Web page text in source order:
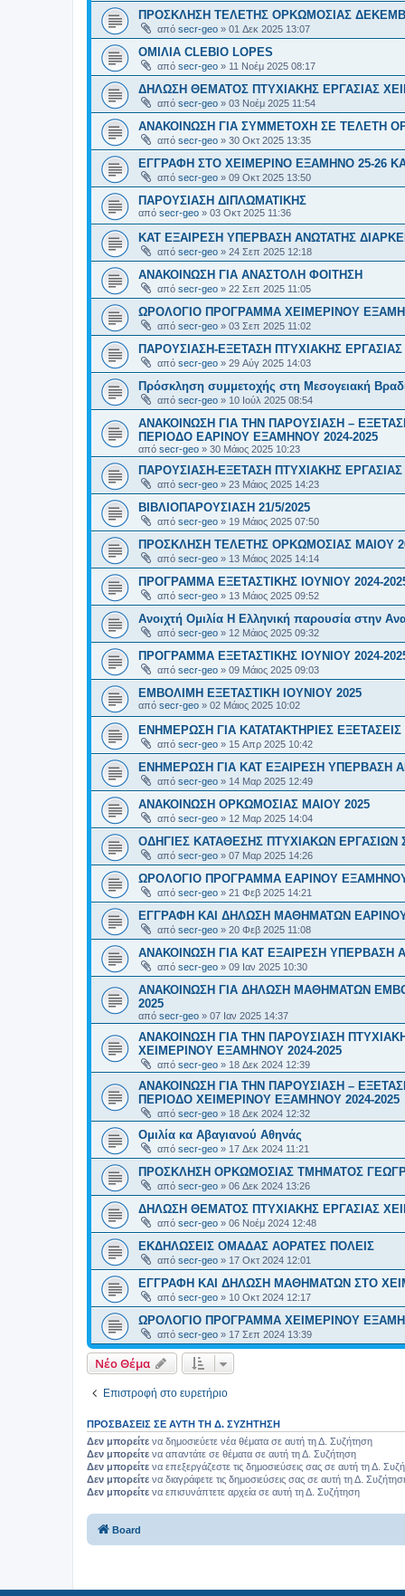
ΠΡΟΣΚΛΗΣΗ ΤΕΛΕΤΗΣ ΟΡΚΩΜΟΣΙΑΣ
από secr-geo » 01 Δεκ 2025 13:07
ΟΜΙΛΙΑ CLEBIO LOPES
από secr-geo » 11 Νοέμ 2025 08:17
ΔΗΛΩΣΗ ΘΕΜΑΤΟΣ ΠΤΥΧΙΑΚΗΣ ΕΡΓΑΣΙΑΣ
από secr-geo » 03 Νοέμ 2025 11:54
ΑΝΑΚΟΙΝΩΣΗ ΓΙΑ ΣΥΜΜΕΤΟΧΗ ΣΕ ΤΕΛΕΤΗ
από secr-geo » 30 Οκτ 2025 13:35
ΕΓΓΡΑΦΗ ΣΤΟ ΧΕΙΜΕΡΙΝΟ ΕΞΑΜΗΝΟ 25-26
από secr-geo » 09 Οκτ 2025 13:50
ΠΑΡΟΥΣΙΑΣΗ ΔΙΠΛΩΜΑΤΙΚΗΣ
από secr-geo » 03 Οκτ 2025 11:36
ΚΑΤ ΕΞΑΙΡΕΣΗ ΥΠΕΡΒΑΣΗ ΑΝΩΤΑΤΗΣ
από secr-geo » 24 Σεπ 2025 12:18
ΑΝΑΚΟΙΝΩΣΗ ΓΙΑ ΑΝΑΣΤΟΛΗ ΦΟΙΤΗΣΗ
από secr-geo » 22 Σεπ 2025 11:05
ΩΡΟΛΟΓΙΟ ΠΡΟΓΡΑΜΜΑ ΧΕΙΜΕΡΙΝΟΥ
από secr-geo » 03 Σεπ 2025 11:02
ΠΑΡΟΥΣΙΑΣΗ-ΕΞΕΤΑΣΗ ΠΤΥΧΙΑΚΗΣ
από secr-geo » 29 Αύγ 2025 14:03
Πρόσκληση συμμετοχής στη Μεσογειακή
από secr-geo » 10 Ιούλ 2025 08:54
ΑΝΑΚΟΙΝΩΣΗ ΓΙΑ ΤΗΝ ΠΑΡΟΥΣΙΑΣΗ –
ΠΕΡΙΟΔΟ ΕΑΡΙΝΟΥ ΕΞΑΜΗΝΟΥ 2024-2025
από secr-geo » 30 Μάιος 2025 10:23
ΠΑΡΟΥΣΙΑΣΗ-ΕΞΕΤΑΣΗ ΠΤΥΧΙΑΚΗΣ ΕΡΓΑΣΙΑΣ
από secr-geo » 23 Μάιος 2025 14:23
ΒΙΒΛΙΟΠΑΡΟΥΣΙΑΣΗ 21/5/2025
από secr-geo » 19 Μάιος 2025 07:50
ΠΡΟΣΚΛΗΣΗ ΤΕΛΕΤΗΣ ΟΡΚΩΜΟΣΙΑΣ ΜΑΙΟΥ
από secr-geo » 13 Μάιος 2025 14:14
ΠΡΟΓΡΑΜΜΑ ΕΞΕΤΑΣΤΙΚΗΣ ΙΟΥΝΙΟΥ 2024-
από secr-geo » 13 Μάιος 2025 09:52
Ανοιχτή Ομιλία Η Ελληνική παρουσία στην
από secr-geo » 12 Μάιος 2025 09:32
ΠΡΟΓΡΑΜΜΑ ΕΞΕΤΑΣΤΙΚΗΣ ΙΟΥΝΙΟΥ 2024-
από secr-geo » 09 Μάιος 2025 09:03
ΕΜΒΟΛΙΜΗ ΕΞΕΤΑΣΤΙΚΗ ΙΟΥΝΙΟΥ 2025
από secr-geo » 02 Μάιος 2025 10:02
ΕΝΗΜΕΡΩΣΗ ΓΙΑ ΚΑΤΑΤΑΚΤΗΡΙΕΣ ΕΞΕΤΑΣΕΙΣ
από secr-geo » 15 Απρ 2025 10:42
ΕΝΗΜΕΡΩΣΗ ΓΙΑ ΚΑΤ ΕΞΑΙΡΕΣΗ ΥΠΕΡΒΑΣΗ
από secr-geo » 14 Μαρ 2025 12:49
ΑΝΑΚΟΙΝΩΣΗ ΟΡΚΩΜΟΣΙΑΣ ΜΑΙΟΥ 2025
από secr-geo » 12 Μαρ 2025 14:04
ΟΔΗΓΙΕΣ ΚΑΤΑΘΕΣΗΣ ΠΤΥΧΙΑΚΩΝ ΕΡΓΑΣΙΩΝ
από secr-geo » 07 Μαρ 2025 14:26
ΩΡΟΛΟΓΙΟ ΠΡΟΓΡΑΜΜΑ ΕΑΡΙΝΟΥ ΕΞΑΜΗΝΟΥ
από secr-geo » 21 Φεβ 2025 14:21
ΕΓΓΡΑΦΗ ΚΑΙ ΔΗΛΩΣΗ ΜΑΘΗΜΑΤΩΝ
από secr-geo » 20 Φεβ 2025 11:08
ΑΝΑΚΟΙΝΩΣΗ ΓΙΑ ΚΑΤ ΕΞΑΙΡΕΣΗ ΥΠΕΡΒΑΣΗ
από secr-geo » 09 Ιαν 2025 10:30
ΑΝΑΚΟΙΝΩΣΗ ΓΙΑ ΔΗΛΩΣΗ ΜΑΘΗΜΑΤΩΝ
2025
από secr-geo » 07 Ιαν 2025 14:37
ΑΝΑΚΟΙΝΩΣΗ ΓΙΑ ΤΗΝ ΠΑΡΟΥΣΙΑΣΗ
ΧΕΙΜΕΡΙΝΟΥ ΕΞΑΜΗΝΟΥ 2024-2025
από secr-geo » 18 Δεκ 2024 12:39
ΑΝΑΚΟΙΝΩΣΗ ΓΙΑ ΤΗΝ ΠΑΡΟΥΣΙΑΣΗ –
ΠΕΡΙΟΔΟ ΧΕΙΜΕΡΙΝΟΥ ΕΞΑΜΗΝΟΥ 2024-2025
από secr-geo » 18 Δεκ 2024 12:32
Ομιλία κα Αβαγιανού Αθηνάς
από secr-geo » 17 Δεκ 2024 11:21
ΠΡΟΣΚΛΗΣΗ ΟΡΚΩΜΟΣΙΑΣ ΤΜΗΜΑΤΟΣ
από secr-geo » 06 Δεκ 2024 13:26
ΔΗΛΩΣΗ ΘΕΜΑΤΟΣ ΠΤΥΧΙΑΚΗΣ ΕΡΓΑΣΙΑΣ
από secr-geo » 06 Νοέμ 2024 12:48
ΕΚΔΗΛΩΣΕΙΣ ΟΜΑΔΑΣ ΑΟΡΑΤΕΣ ΠΟΛΕΙΣ
από secr-geo » 17 Οκτ 2024 12:01
ΕΓΓΡΑΦΗ ΚΑΙ ΔΗΛΩΣΗ ΜΑΘΗΜΑΤΩΝ ΣΤΟ
από secr-geo » 10 Οκτ 2024 12:17
ΩΡΟΛΟΓΙΟ ΠΡΟΓΡΑΜΜΑ ΧΕΙΜΕΡΙΝΟΥ
από secr-geo » 17 Σεπ 2024 13:39
Νέο Θέμα
Επιστροφή στο ευρετήριο
ΠΡΟΣΒΆΣΕΙΣ ΣΕ ΑΥΤΉ ΤΗ Δ. ΣΥΖΉΤΗΣΗ
Δεν μπορείτε να δημοσιεύετε νέα θέματα σε αυτή τη Δ. Συζήτηση
Δεν μπορείτε να απαντάτε σε θέματα σε αυτή τη Δ. Συζήτηση
Δεν μπορείτε να επεξεργάζεστε τις δημοσιεύσεις σας σε αυτή τη Δ.
Δεν μπορείτε να διαγράφετε τις δημοσιεύσεις σας σε αυτή τη Δ.
Δεν μπορείτε να επισυνάπτετε αρχεία σε αυτή τη Δ. Συζήτηση
Board